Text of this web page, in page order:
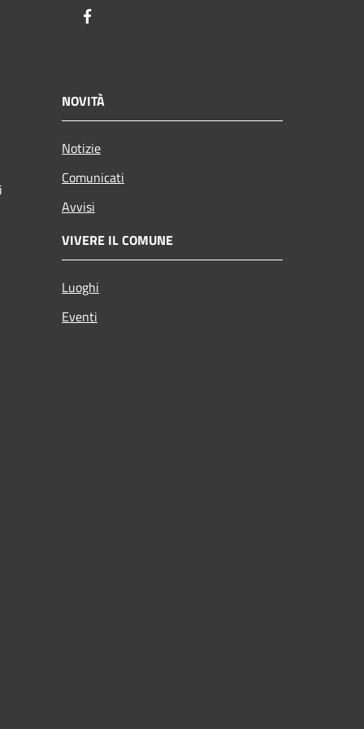
NOVITÀ
Notizie
Comunicati
Avvisi
VIVERE IL COMUNE
Luoghi
Eventi